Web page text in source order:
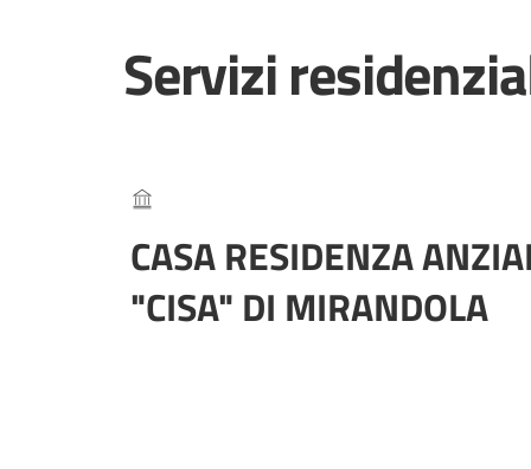
Servizi
CASA RESIDENZA
"CISA" DI MIRANDOLA